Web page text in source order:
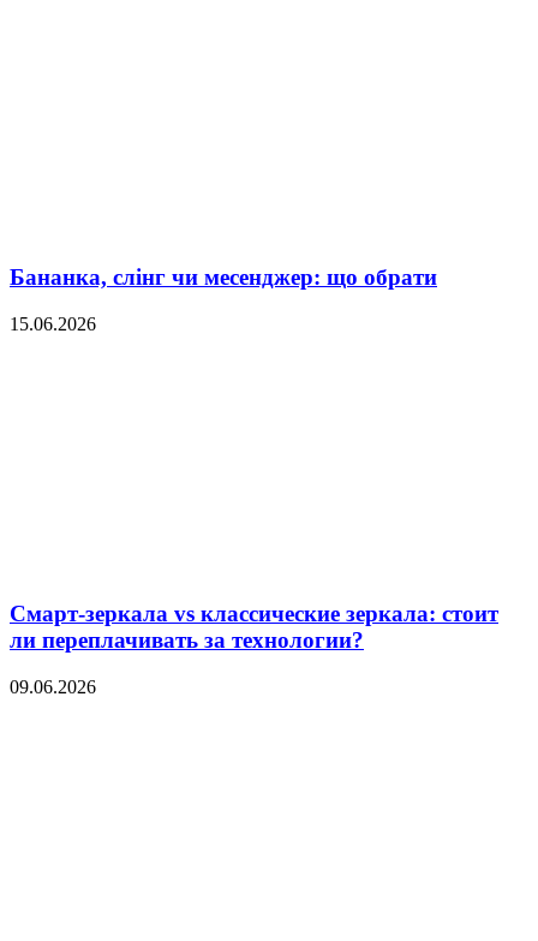
Бананка, слінг чи месенджер: що обрати
15.06.2026
Смарт-зеркала vs классические зеркала: стоит
ли переплачивать за технологии?
09.06.2026